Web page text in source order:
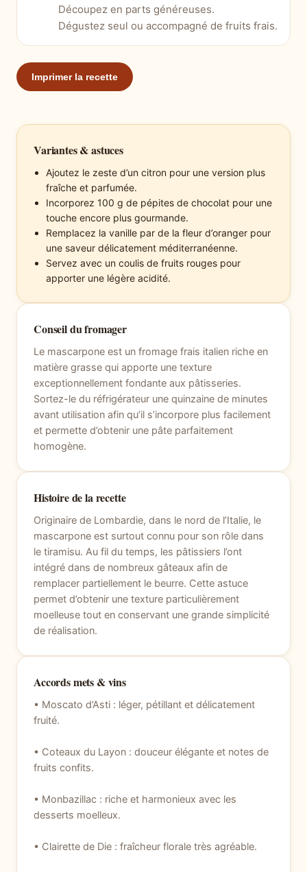
Découpez en parts généreuses.
Dégustez seul ou accompagné de fruits frais.
Imprimer la recette
Variantes & astuces
Ajoutez le zeste d’un citron pour une version plus
fraîche et parfumée.
Incorporez 100 g de pépites de chocolat pour une
touche encore plus gourmande.
Remplacez la vanille par de la fleur d’oranger pour
une saveur délicatement méditerranéenne.
Servez avec un coulis de fruits rouges pour
apporter une légère acidité.
Conseil du fromager
Le mascarpone est un fromage frais italien riche en
matière grasse qui apporte une texture
exceptionnellement fondante aux pâtisseries.
Sortez-le du réfrigérateur une quinzaine de minutes
avant utilisation afin qu’il s’incorpore plus facilement
et permette d’obtenir une pâte parfaitement
homogène.
Histoire de la recette
Originaire de Lombardie, dans le nord de l’Italie, le
mascarpone est surtout connu pour son rôle dans
le tiramisu. Au fil du temps, les pâtissiers l’ont
intégré dans de nombreux gâteaux afin de
remplacer partiellement le beurre. Cette astuce
permet d’obtenir une texture particulièrement
moelleuse tout en conservant une grande simplicité
de réalisation.
Accords mets & vins
• Moscato d’Asti : léger, pétillant et délicatement
fruité.
• Coteaux du Layon : douceur élégante et notes de
fruits confits.
• Monbazillac : riche et harmonieux avec les
desserts moelleux.
• Clairette de Die : fraîcheur florale très agréable.